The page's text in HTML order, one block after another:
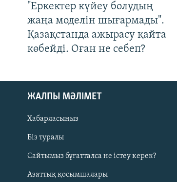
Русский
ЖАЗЫЛЫҢЫЗ
"Еркектер күйеу болудың
жаңа моделін шығармады".
Қазақстанда ажырасу қайта
көбейді. Оған не себеп?
ЖАЛПЫ МӘЛІМЕТ
Хабарласыңыз
Біз туралы
Сайтымыз бұғатталса не істеу керек?
Азаттық қосымшалары